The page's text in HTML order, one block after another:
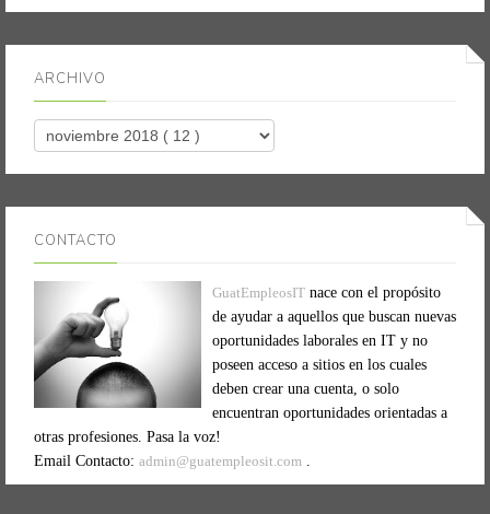
ARCHIVO
CONTACTO
GuatEmpleosIT nace con el propósito
de ayudar a aquellos que buscan nuevas
oportunidades laborales en IT y no
poseen acceso a sitios en los cuales
deben crear una cuenta, o solo
encuentran oportunidades orientadas a
otras profesiones. Pasa la voz!
Email Contacto: admin@guatempleosit.com